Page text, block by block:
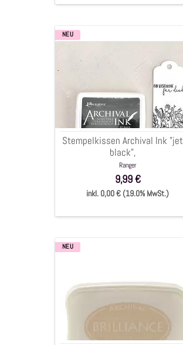
Stempelkissen
black",
NEU
Stempelkissen Archival Ink "jet
black",
Ranger
9,99 €
inkl. 0,00 € (19.0% MwSt.)
Brilliance
"Perlmutt
6,5x9,5cm
NEU